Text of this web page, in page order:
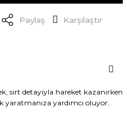
Paylaş Karşılaştır
sırt detayıyla hareket kazanırken
yaratmanıza yardımcı oluyor.